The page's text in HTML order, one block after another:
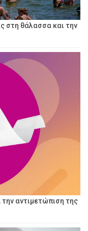
στη θάλασσα και την
αντιμετώπιση της